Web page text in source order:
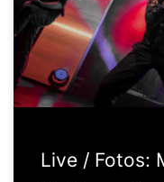
Live / Fotos: